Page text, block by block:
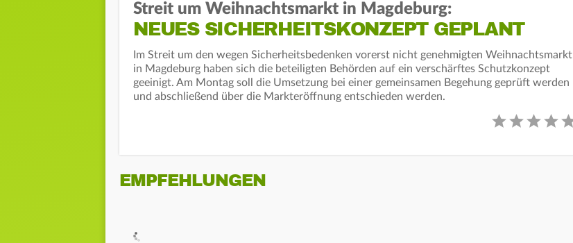
Streit um Weihnachtsmarkt in Magdeburg:
NEUES SICHERHEITSKONZEPT GEPLANT
Im Streit um den wegen Sicherheitsbedenken vorerst nicht genehmigten Weihnachtsmarkt
in Magdeburg haben sich die beteiligten Behörden auf ein verschärftes Schutzkonzept
geeinigt. Am Montag soll die Umsetzung bei einer gemeinsamen Begehung geprüft werden
und abschließend über die Markteröffnung entschieden werden.
EMPFEHLUNGEN